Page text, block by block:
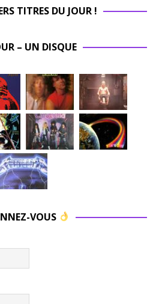
TITRES DU JOUR !
– UN DISQUE
VOUS